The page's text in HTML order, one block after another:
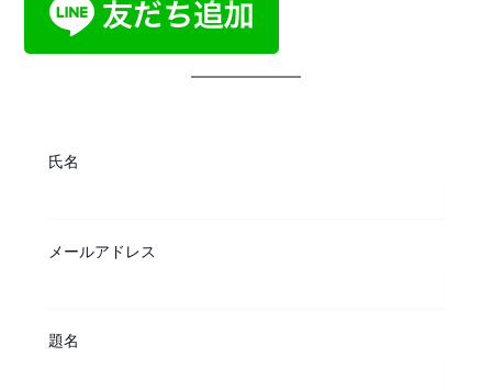
氏名
メールアドレス
題名